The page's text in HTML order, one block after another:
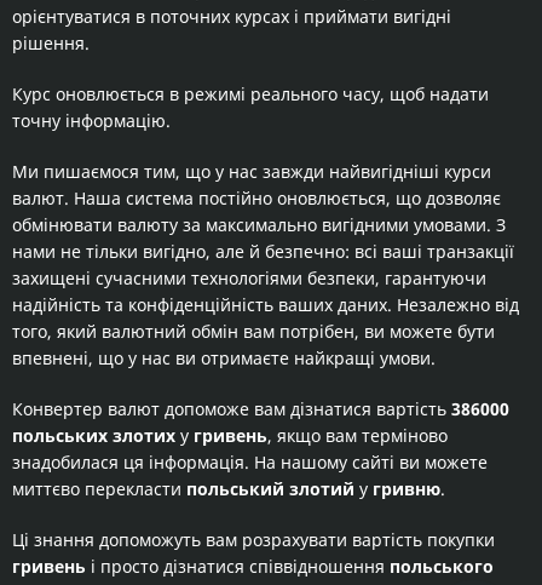
орієнтуватися в поточних курсах і приймати вигідні
рішення.
Курс оновлюється в режимі реального часу, щоб надати
точну інформацію.
Ми пишаємося тим, що у нас завжди найвигідніші курси
валют. Наша система постійно оновлюється, що дозволяє
обмінювати валюту за максимально вигідними умовами. З
нами не тільки вигідно, але й безпечно: всі ваші транзакції
захищені сучасними технологіями безпеки, гарантуючи
надійність та конфіденційність ваших даних. Незалежно від
того, який валютний обмін вам потрібен, ви можете бути
впевнені, що у нас ви отримаєте найкращі умови.
Конвертер валют допоможе вам дізнатися вартість 386000
польських злотих у гривень, якщо вам терміново
знадобилася ця інформація. На нашому сайті ви можете
миттєво перекласти польський злотий у гривню.
Ці знання допоможуть вам розрахувати вартість покупки
гривень і просто дізнатися співвідношення польського